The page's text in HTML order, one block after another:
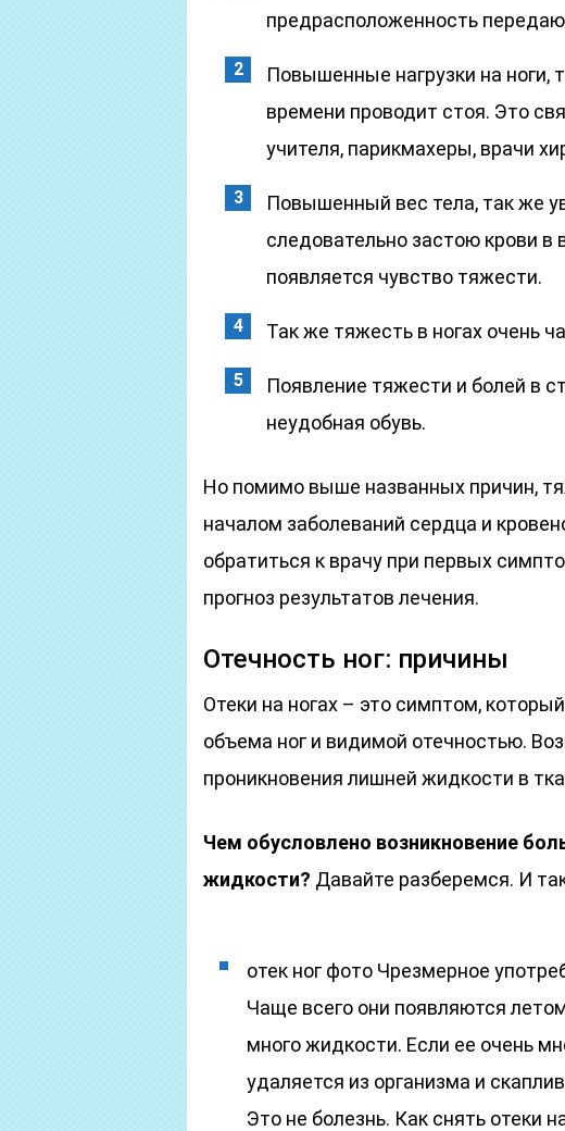
предрасположенность
Повышенные нагрузки на ноги,
времени проводит стоя. Это
учителя, парикмахеры, врачи
Повышенный вес тела, так же
следовательно застою крови в
появляется чувство тяжести.
Так же тяжесть в ногах очень
Появление тяжести и болей в
неудобная обувь.
Но помимо выше названных причин,
началом заболеваний сердца и
обратиться к врачу при первых
прогноз результатов лечения.
Отечность ног: причины
Отеки на ногах – это симптом,
объема ног и видимой отечностью.
проникновения лишней жидкости в
Чем обусловлено возникновение
жидкости? Давайте разберемся. И
отек ног фото Чрезмерное
Чаще всего они появляются
много жидкости. Если ее очень
удаляется из организма и
Это не болезнь. Как снять отеки